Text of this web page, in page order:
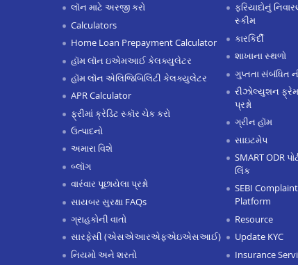
લૉન માટે અરજી કરો
Calculators
Home Loan Prepayment Calculator
હૉમ લૉન ઇએમઆઈ કેલક્યુલેટર
હૉમ લૉન એલિજિબિલિટી કેલક્યુલેટર
APR Calculator
ફ્રીમાં ક્રેડિટ સ્કૉર ચેક કરો
ઉત્પાદનો
અમારા વિશે
બ્લૉગ
વારંવાર પૂછાયેલા પ્રશ્નો
સાયબર સુરક્ષા FAQs
ગ્રાહકોની વાતો
સારફેસી (એસએઆરએફએઇએસઆઈ)
નિયમો અને શરતો
ફરિયાદોનું
સ્કીમ
કારકિર્દી
શાખાના સ્થળો
ગુપ્તતા સંબંધિત
રીઝોલ્યુશન
પ્રશ્નો
ગ્રીન હૉમ
સાઇટમેપ
SMART ODR
લિંક
SEBI
Platform
Resource
Update KYC
Insurance